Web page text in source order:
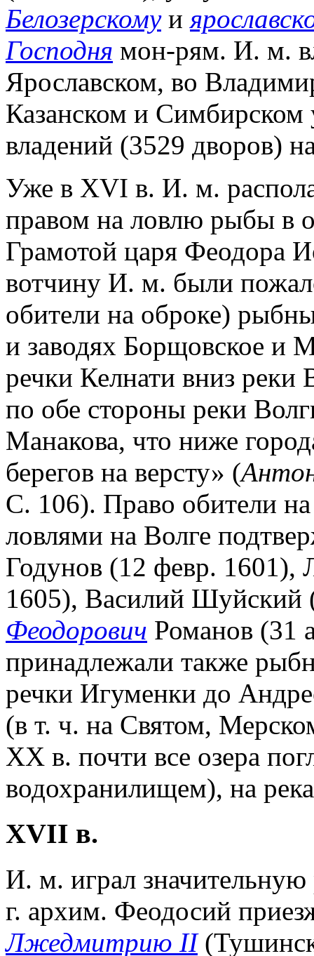
Белозерскомуи
Господня мон-рям. И. м.
Ярославском, во
Казанском и Симбирском
владений (3529 дворов)
Уже в XVI в. И. м.
правом на ловлю рыбы в
Грамотой царя Феодора
вотчину И. м. были
обители на оброке)
и заводях Борщовское и
речки Келнати вниз
по обе стороны реки
Манакова, что ниже
берегов на версту» (
С. 106). Право обители
ловлями на Волге
Годунов (12 февр. 1601),
1605), Василий
Феодорович Романов (31
принадлежали также
речки Игуменки до
(в т. ч. на Святом,
XX в. почти все озера
водохранилищем), на
XVII в.
И. м. играл
г. архим. Феодосий
Лжедмитрию II